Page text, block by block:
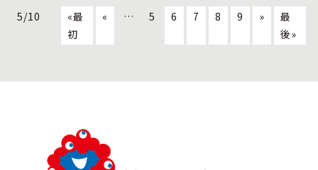
5/10
«最
初
« … 5 6 7 8 9 »
最
後»